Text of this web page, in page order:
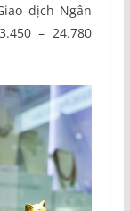
dịch Ngân
– 24.780